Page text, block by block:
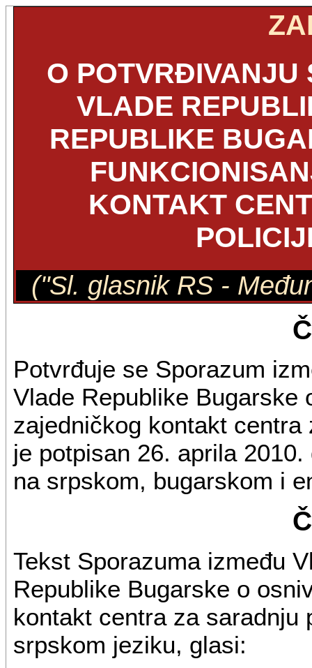
O POTVRĐIVANJU
VLADE
REPUBLIKE
KONTAKT
("Sl. glasnik RS -
Potvrđuje se Sporazum
Vlade Republike Bugarske
zajedničkog kontakt
je potpisan 26. aprila
na srpskom, bugarskom i
Tekst Sporazuma između
Republike Bugarske o
kontakt centra za saradnju
srpskom jeziku, glasi: